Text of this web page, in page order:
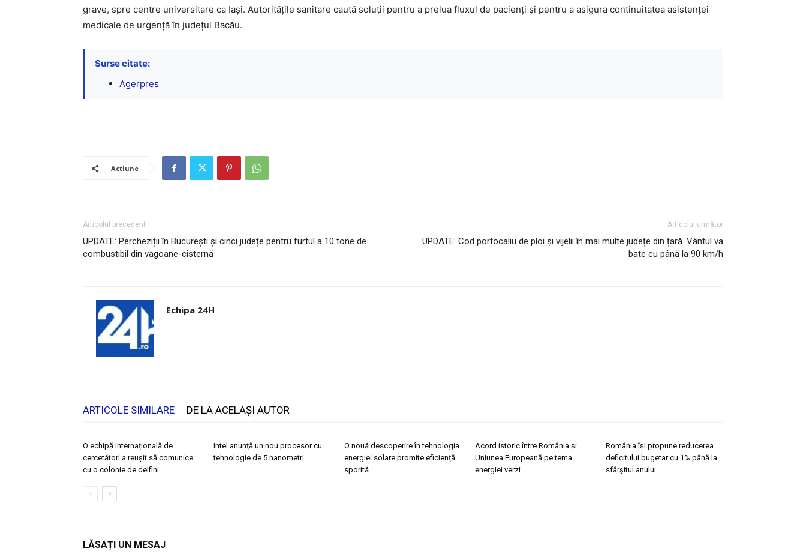
grave, spre centre universitare ca Iași. Autoritățile sanitare caută soluții pentru a prelua fluxul de pacienți și pentru a asigura continuitatea asistenței
medicale de urgență în județul Bacău.
Surse citate:
Agerpres
Acțiune
Articolul precedent
UPDATE: Percheziții în București și cinci județe pentru furtul a 10 tone de
combustibil din vagoane-cisternă
Articolul următor
UPDATE: Cod portocaliu de ploi și vijelii în mai multe județe din țară. Vântul va
bate cu până la 90 km/h
Echipa 24H
ARTICOLE SIMILARE DE LA ACELAȘI AUTOR
O echipă internațională de
cercetători a reușit să comunice
cu o colonie de delfini
Intel anunță un nou procesor cu
tehnologie de 5 nanometri
O nouă descoperire în tehnologia
energiei solare promite eficiență
sporită
Acord istoric între România și
Uniunea Europeană pe tema
energiei verzi
România își propune reducerea
deficitului bugetar cu 1% până la
sfârșitul anului
LĂSAȚI UN MESAJ